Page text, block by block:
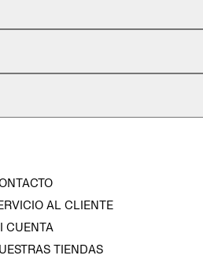
AL CLIENTE
CUENTA
TIENDAS